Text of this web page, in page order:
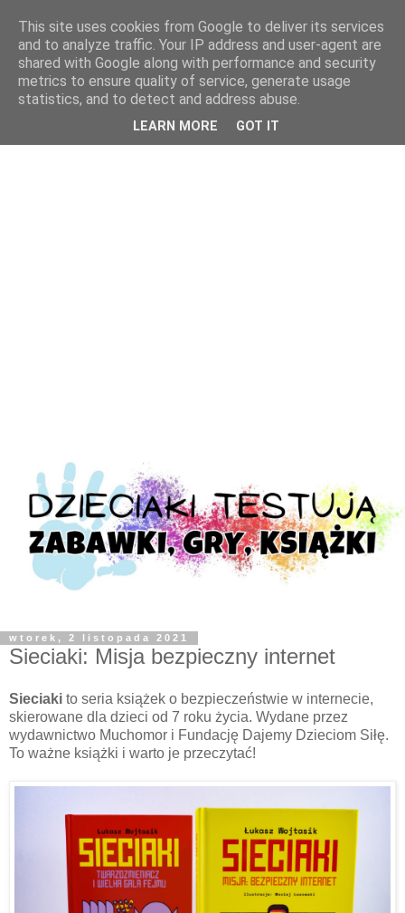
wtorek, 2 listopada 2021
Sieciaki: Misja bezpieczny internet
Sieciaki to seria książek o bezpieczeństwie w internecie,
skierowane dla dzieci od 7 roku życia. Wydane przez
wydawnictwo Muchomor i Fundację Dajemy Dzieciom Siłę.
To ważne książki i warto je przeczytać!
This site uses cookies from Google to deliver its services
and to analyze traffic. Your IP address and user-agent are
shared with Google along with performance and security
metrics to ensure quality of service, generate usage
statistics, and to detect and address abuse.
LEARN MORE GOT IT